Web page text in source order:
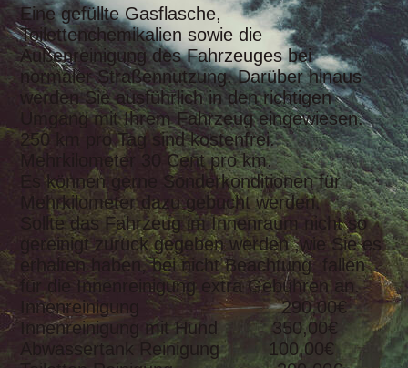
Eine gefüllte Gasflasche,
Toilettenchemikalien sowie die
Außenreinigung des Fahrzeuges bei
normaler Straßennutzung. Darüber hinaus
werden Sie ausführlich in den richtigen
Umgang mit Ihrem Fahrzeug eingewiesen.
250 km pro Tag sind kostenfrei.
Mehrkilometer 30 Cent pro km.
Es können gerne Sonderkonditionen für
Mehrkilometer dazu gebucht werden.
Sollte das Fahrzeug im Innenraum nicht so
gereinigt zurück gegeben werden ,wie Sie es
erhalten
haben, bei nicht Beachtung fallen
für die Innenreinigung extra Gebühren an.
Innenreinigung 290,00€
Innenreinigung mit Hund 350,00€
Abwassertank Reinigung 100,00€